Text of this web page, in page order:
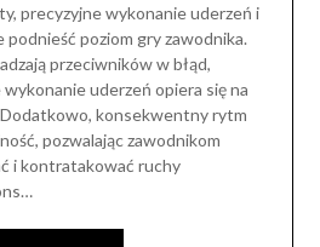
precyzyjne wykonanie uderzeń i
poziom gry zawodnika.
przeciwników w błąd,
uderzeń opiera się na
Dodatkowo, konsekwentny rytm
pozwalając zawodnikom
i kontratakować ruchy